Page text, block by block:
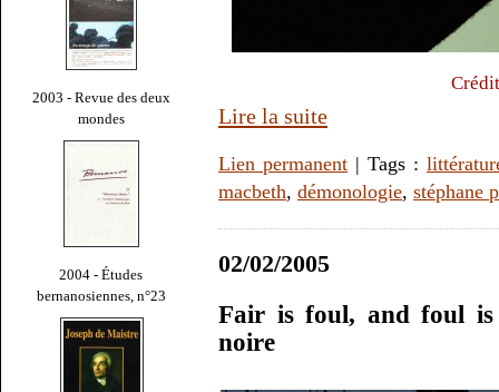
2003 - Revue des deux
mondes
2004 - Études
bernanosiennes, n°23
Lire la suite
Lien permanent | Tags :
macbeth, démonologie, stéphane
02/02/2005
Fair is foul, and foul
noire